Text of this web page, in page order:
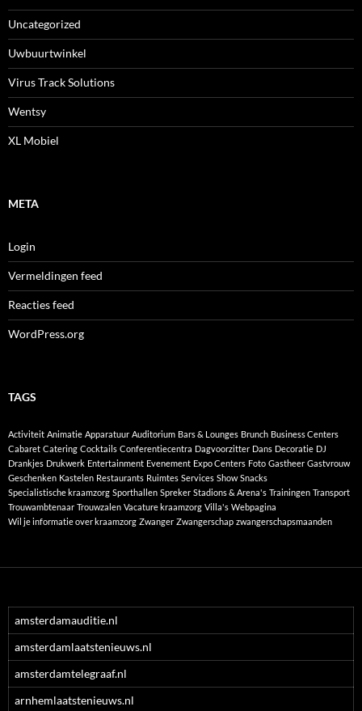
Uncategorized
Uwbuurtwinkel
Virus Track Solutions
Wentsy
XL Mobiel
META
Login
Vermeldingen feed
Reacties feed
WordPress.org
TAGS
Activiteit Animatie Apparatuur Auditorium Bars & Lounges Brunch Business Centers
Cabaret Catering Cocktails Conferentiecentra Dagvoorzitter Dans Decoratie DJ
Drankjes Drukwerk Entertainment Evenement Expo Centers Foto Gastheer Gastvrouw
Geschenken Kastelen Restaurants Ruimtes Services Show Snacks
Specialistische kraamzorg Sporthallen Spreker Stadions & Arena's Trainingen Transport
Trouwambtenaar Trouwzalen Vacature kraamzorg Villa's Webpagina
Wil je informatie over kraamzorg Zwanger Zwangerschap zwangerschapsmaanden
amsterdamauditie.nl
amsterdamlaatstenieuws.nl
amsterdamtelegraaf.nl
arnhemlaatstenieuws.nl